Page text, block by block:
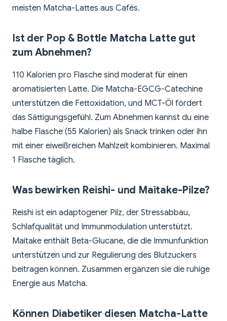
meisten Matcha-Lattes aus Cafés.
Ist der Pop & Bottle Matcha Latte gut
zum Abnehmen?
110 Kalorien pro Flasche sind moderat für einen
aromatisierten Latte. Die Matcha-EGCG-Catechine
unterstützen die Fettoxidation, und MCT-Öl fördert
das Sättigungsgefühl. Zum Abnehmen kannst du eine
halbe Flasche (55 Kalorien) als Snack trinken oder ihn
mit einer eiweißreichen Mahlzeit kombinieren. Maximal
1 Flasche täglich.
Was bewirken Reishi- und Maitake-Pilze?
Reishi ist ein adaptogener Pilz, der Stressabbau,
Schlafqualität und Immunmodulation unterstützt.
Maitake enthält Beta-Glucane, die die Immunfunktion
unterstützen und zur Regulierung des Blutzuckers
beitragen können. Zusammen ergänzen sie die ruhige
Energie aus Matcha.
Können Diabetiker diesen Matcha-Latte